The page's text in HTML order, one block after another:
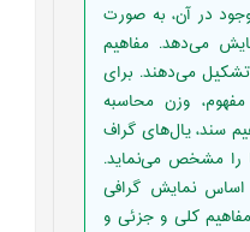
در آن، به صورت
می‌دهد. مفاهیم
می‌دهند. برای
وزن محاسبه
سند، یال‌های گراف
را مشخص می‌نماید.
نمایش گرافی
کلی و جزئی و